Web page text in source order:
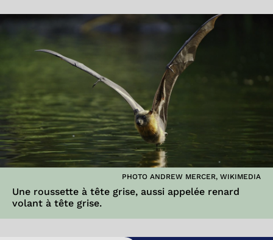
PHOTO ANDREW MERCER, WIKIMEDIA
Une roussette à tête grise, aussi appelée renard
volant à tête grise.